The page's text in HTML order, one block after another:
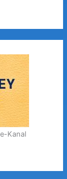
Kanal